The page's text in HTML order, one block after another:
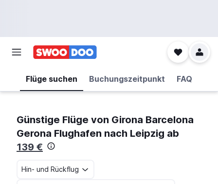
Flüge suchen Buchungszeitpunkt FAQ
Günstige Flüge von Girona Barcelona
Gerona Flughafen nach Leipzig ab
139 €
Hin- und Rückflug